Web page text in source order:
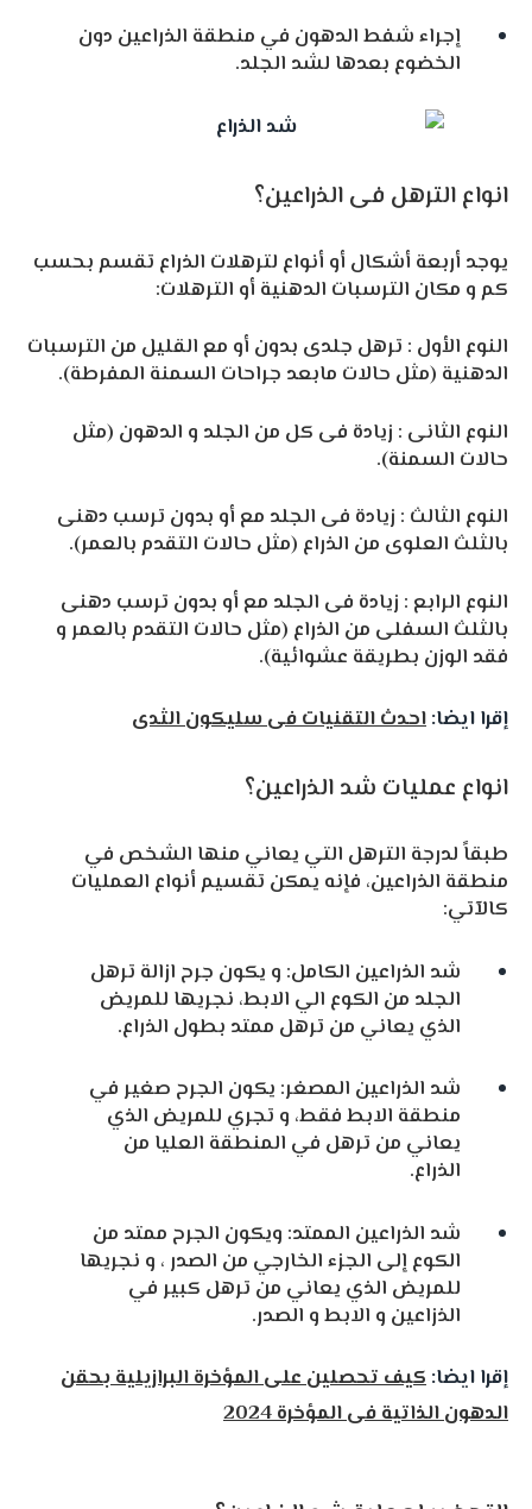
إجراء شفط الدهون في منطقة الذراعين دون
الخضوع بعدها لشد الجلد.
انواع الترهل فى الذراعين؟
يوجد أربعة أشكال أو أنواع لترهلات الذراع تقسم بحسب
كم و مكان الترسبات الدهنية أو الترهلات:
النوع الأول : ترهل جلدى بدون أو مع القليل من الترسبات
الدهنية (مثل حالات مابعد جراحات السمنة المفرطة).
النوع الثانى : زيادة فى كل من الجلد و الدهون (مثل
حالات السمنة).
النوع الثالث : زيادة فى الجلد مع أو بدون ترسب دهنى
بالثلث العلوى من الذراع (مثل حالات التقدم بالعمر).
النوع الرابع : زيادة فى الجلد مع أو بدون ترسب دهنى
بالثلث السفلى من الذراع (مثل حالات التقدم بالعمر و
فقد الوزن بطريقة عشوائية).
إقرا ايضا:احدث التقنيات فى سليكون الثدى
انواع عمليات شد الذراعين؟
طبقاً لدرجة الترهل التي يعاني منها الشخص في
منطقة الذراعين، فإنه يمكن تقسيم أنواع العمليات
كالآتي:
شد الذراعين الكامل: و يكون جرح ازالة ترهل
الجلد من الكوع الي الابط، نجريها للمريض
الذي يعاني من ترهل ممتد بطول الذراع.
شد الذراعين المصغر: يكون الجرح صغير في
منطقة الابط فقط، و تجري للمريض الذي
يعاني من ترهل في المنطقة العليا من
الذراع.
شد الذراعين الممتد: ويكون الجرح ممتد من
الكوع إلى الجزء الخارجي من الصدر ، و نجريها
للمريض الذي يعاني من ترهل كبير في
الذزاعين و الابط و الصدر.
إقرا ايضا:كيف تحصلين على المؤخرة البرازيلية بحقن
الدهون الذاتية فى المؤخرة 2024